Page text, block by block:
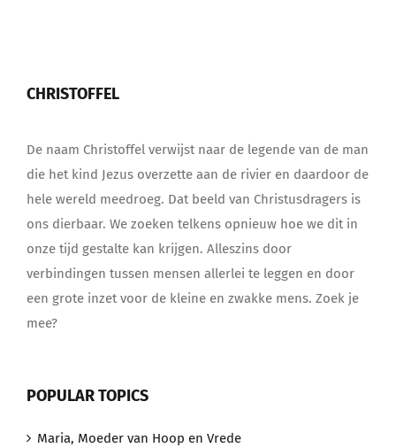
CHRISTOFFEL
De naam Christoffel verwijst naar de legende van de man
die het kind Jezus overzette aan de rivier en daardoor de
hele wereld meedroeg. Dat beeld van Christusdragers is
ons dierbaar. We zoeken telkens opnieuw hoe we dit in
onze tijd gestalte kan krijgen. Alleszins door
verbindingen tussen mensen allerlei te leggen en door
een grote inzet voor de kleine en zwakke mens. Zoek je
mee?
POPULAR TOPICS
Maria, Moeder van Hoop en Vrede